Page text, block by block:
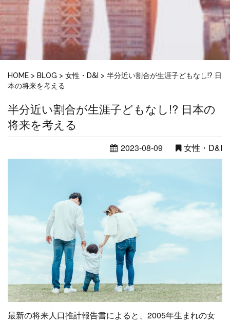
HOME > BLOG > 女性・D&I > 半分近い割合が生涯子どもなし!? 日
本の将来を考える
半分近い割合が生涯子どもなし!? 日本の
将来を考える
2023-08-09 女性・D&I
最新の将来人口推計報告書によると、2005年生まれの女